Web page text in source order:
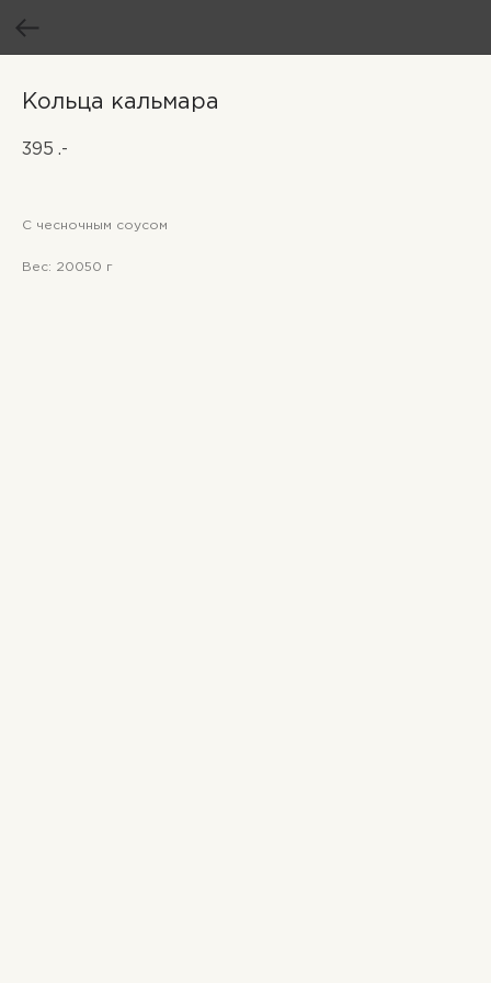
Кольца кальмара
395 .-
С чесночным соусом
Вес: 20050 г